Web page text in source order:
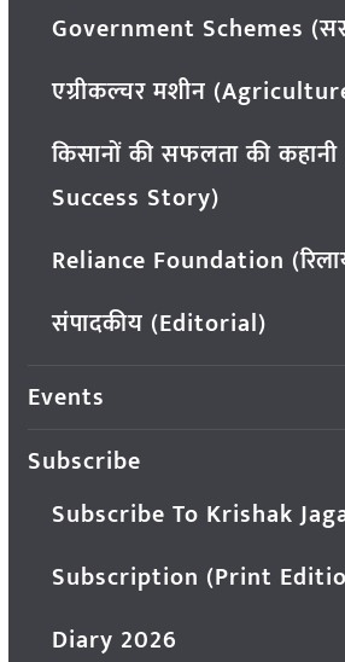
Government Schemes
एग्रीकल्चर मशीन
किसानों की सफलता की
Success Story)
Reliance Foundation
संपादकीय (Editorial)
Events
Subscribe
Subscribe To Krishak
Subscription (Print
Diary 2026